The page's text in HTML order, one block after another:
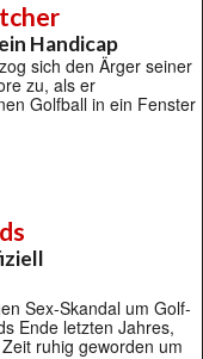
Handicap
sich den Ärger seiner
zu, als er
Golfball in ein Fenster
Sex-Skandal um Golf-
Ende letzten Jahres,
ruhig geworden um